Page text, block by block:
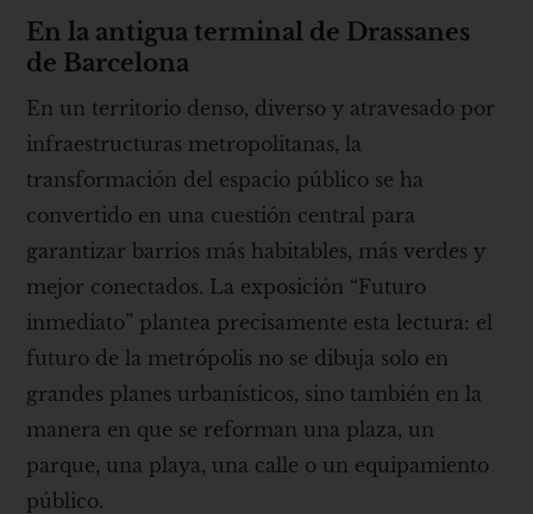
En la antigua terminal de Drassanes
de Barcelona
En un territorio denso, diverso y atravesado por
infraestructuras metropolitanas, la
transformación del espacio público se ha
convertido en una cuestión central para
garantizar barrios más habitables, más verdes y
mejor conectados. La exposición “Futuro
inmediato” plantea precisamente esta lectura: el
futuro de la metrópolis no se dibuja solo en
grandes planes urbanísticos, sino también en la
manera en que se reforman una plaza, un
parque, una playa, una calle o un equipamiento
público.